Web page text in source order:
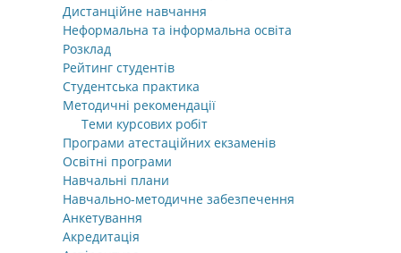
Дистанційне навчання
Неформальна та інформальна освіта
Розклад
Рейтинг студентів
Студентська практика
Методичні рекомендації
Теми курсових робіт
Програми атестаційних екзаменів
Освітні програми
Навчальні плани
Навчально-методичне забезпечення
Анкетування
Акредитація